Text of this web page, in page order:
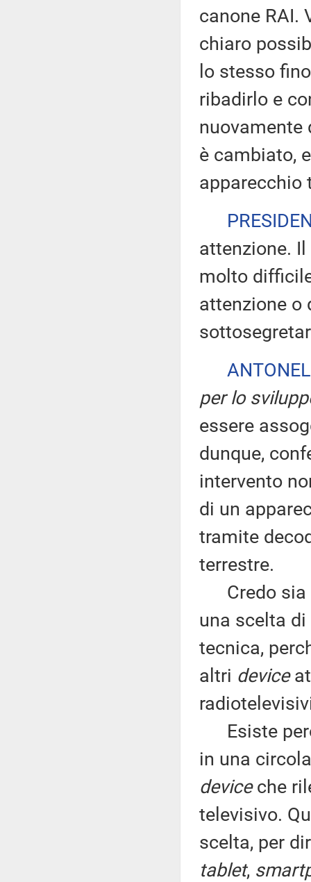
canone RAI.
chiaro
lo stesso
ribadirlo e
nuovamente
è cambiato,
apparecchio
attenzione.
molto
attenzione o
per lo
essere
dunque,
intervento
di un
tramite
terrestre.
Credo sia
una scelta
tecnica,
altri device
Esiste
in una
deviceche
televisivo.
scelta, per
tablet,